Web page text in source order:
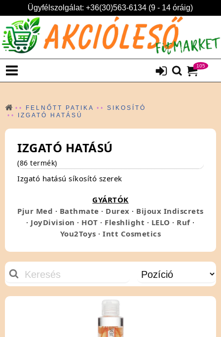
Ügyfélszolgálat: +36(30)563-6134 (9 - 14 óráig)
105
FELNŐTT PATIKA
SIKOSÍTÓ
IZGATÓ HATÁSÚ
IZGATÓ HATÁSÚ
(86 termék)
Izgató hatású síkosító szerek
GYÁRTÓK
Pjur Med · Bathmate · Durex · Bijoux Indiscrets
· JoyDivision · HOT · Fleshlight · LELO · Ruf ·
You2Toys · Intt Cosmetics